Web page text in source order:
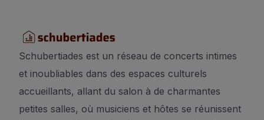
Schubertiades est un réseau de concerts intimes
et inoubliables dans des espaces culturels
accueillants, allant du salon à de charmantes
petites salles, où musiciens et hôtes se réunissent